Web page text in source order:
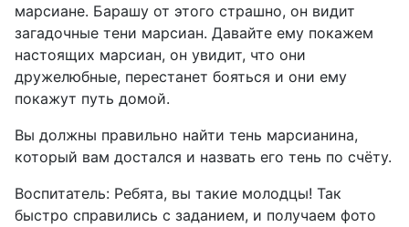
марсиане. Барашу от этого страшно, он видит
загадочные тени марсиан. Давайте ему покажем
настоящих марсиан, он увидит, что они
дружелюбные, перестанет бояться и они ему
покажут путь домой.
Вы должны правильно найти тень марсианина,
который вам достался и назвать его тень по счёту.
Воспитатель: Ребята, вы такие молодцы! Так
быстро справились с заданием, и получаем фото